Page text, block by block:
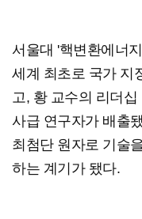
서울대 '핵변환에너
세계 최초로 국가 지
고, 황 교수의 리더
사급 연구자가 배출
최첨단 원자로 기술
하는 계기가 됐다.